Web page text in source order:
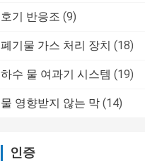
호기 반응조 (9)
폐기물 가스 처리 장치 (18)
하수 물 여과기 시스템 (19)
물 영향받지 않는 막 (14)
인증